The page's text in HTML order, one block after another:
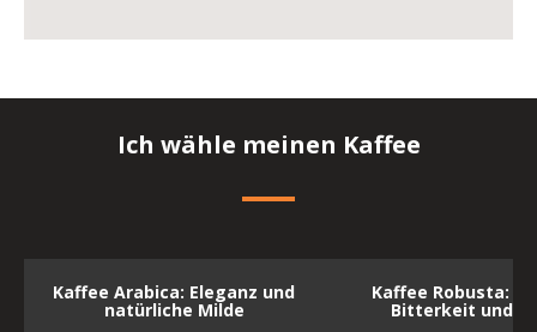
Ich wähle meinen Kaffee
Kaffee Arabica: Eleganz und
natürliche Milde
Kaffee Robusta:
Bitterkeit und